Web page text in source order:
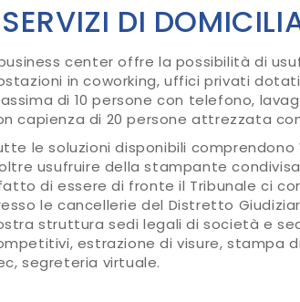
DI
center offre la possibilità di
in coworking, uffici privati
di 10 persone con telefono,
capienza di 20 persone attrezzata
le soluzioni disponibili
usufruire della stampante
di essere di fronte il Tribunale ci
le cancellerie del Distretto
struttura sedi legali di società e
estrazione di visure, stampa
segreteria virtuale.